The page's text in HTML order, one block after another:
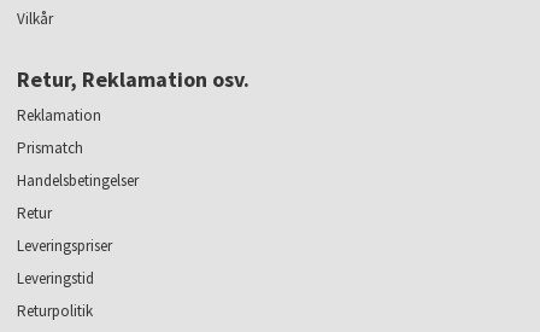
Vilkår
Retur, Reklamation osv.
Reklamation
Prismatch
Handelsbetingelser
Retur
Leveringspriser
Leveringstid
Returpolitik